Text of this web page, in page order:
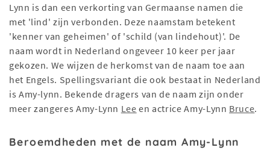
Lynn is dan een verkorting van Germaanse namen die
met 'lind' zijn verbonden. Deze naamstam betekent
'kenner van geheimen' of 'schild (van lindehout)'. De
naam wordt in Nederland ongeveer 10 keer per jaar
gekozen. We wijzen de herkomst van de naam toe aan
het Engels. Spellingsvariant die ook bestaat in Nederland
is Amy-lynn. Bekende dragers van de naam zijn onder
meer zangeres Amy-Lynn Lee en actrice Amy-Lynn Bruce.
Beroemdheden met de naam Amy-Lynn